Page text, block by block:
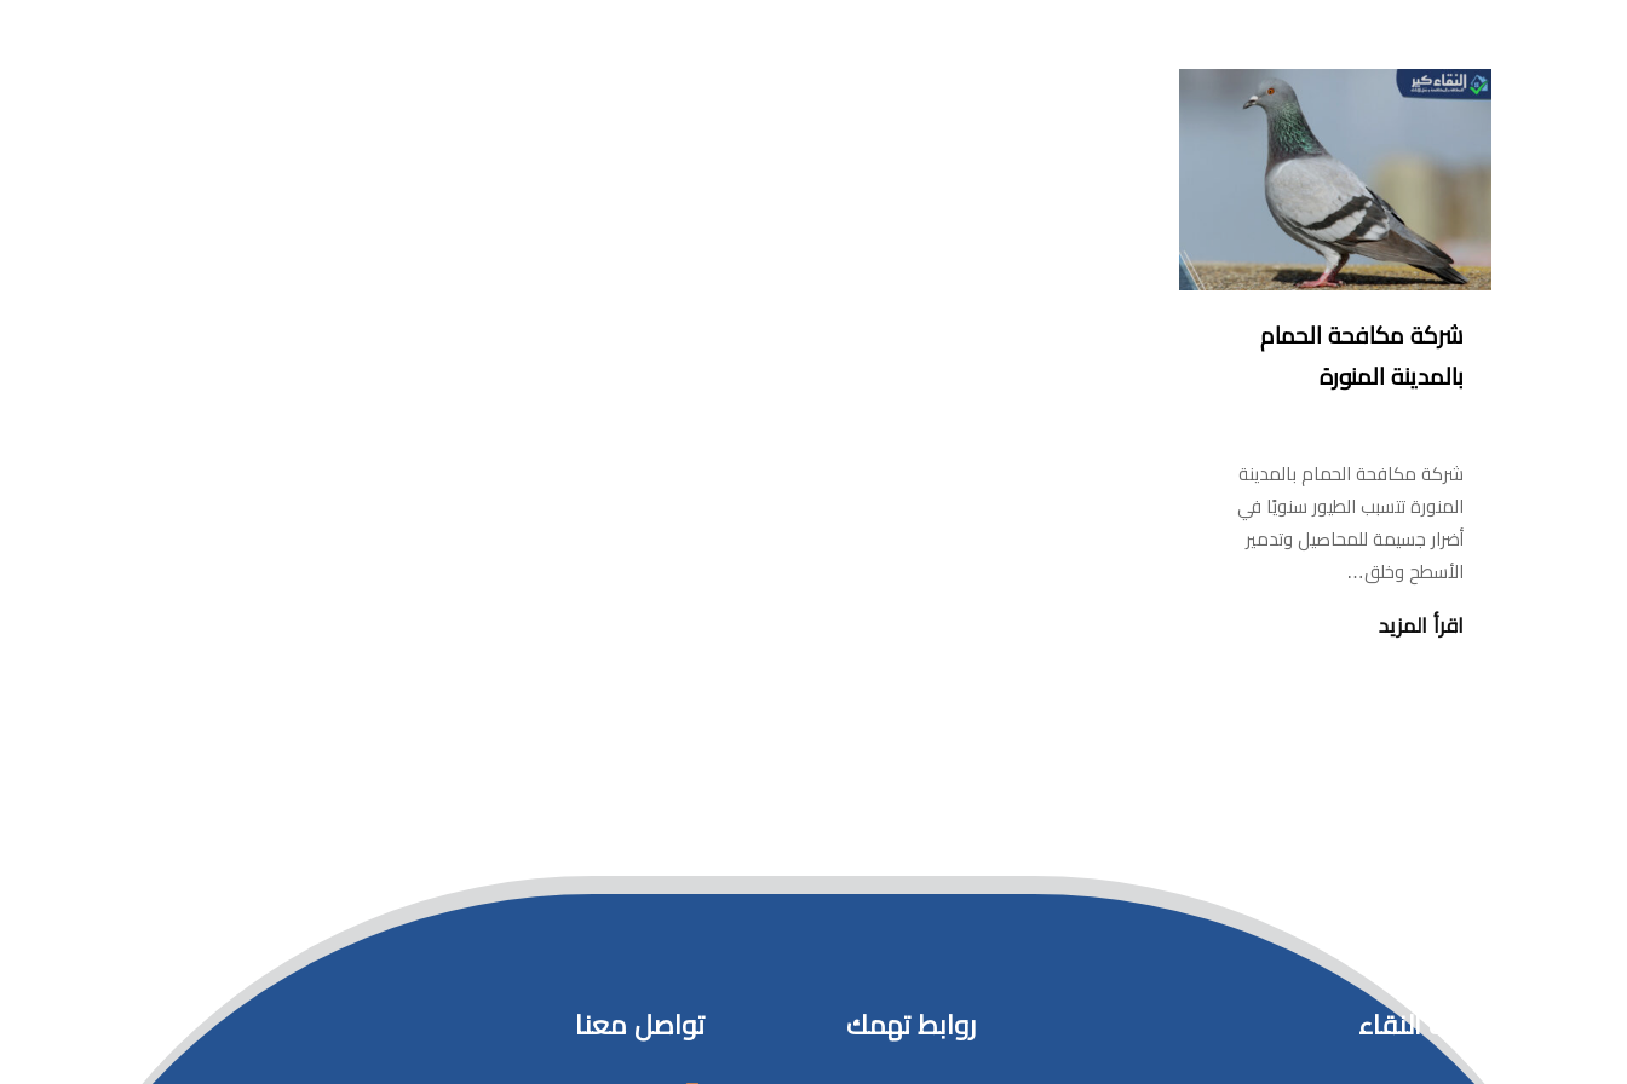
شركة مكافحة الحمام
بالمدينة المنورة
شركة مكافحة الحمام بالمدينة
المنورة تتسبب الطيور سنويًا في
أضرار جسيمة للمحاصيل وتدمير
الأسطح وخلق…
اقرأ المزيد
شركة النقاء روابط تهمك تواصل معنا